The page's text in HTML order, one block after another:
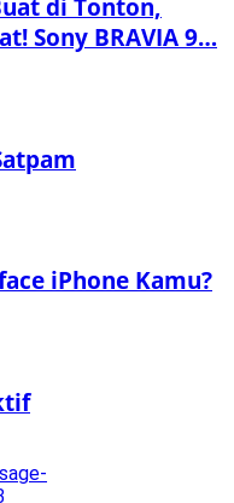
di Tonton,
Sony BRAVIA 9…
iPhone Kamu?